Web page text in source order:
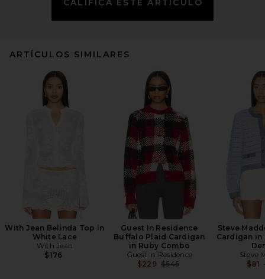
CALIFICA ESTE ARTÍCULO
ARTÍCULOS SIMILARES
With Jean Belinda Top in
White Lace
With Jean
$176
Guest In Residence
Buffalo Plaid Cardigan
in Ruby Combo
Guest In Residence
$229 Previous price:
$545
Steve
Cardigan in
Steve
$81